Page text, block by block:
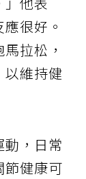
很好。
拉松，
以維持健
，日常
節健康可